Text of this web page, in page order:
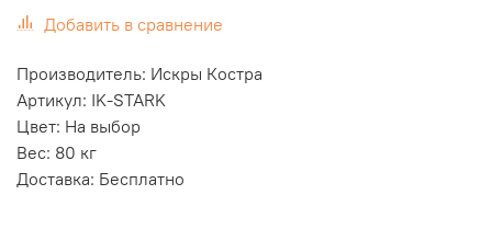
Добавить в сравнение
Производитель: Искры Костра
Артикул: IK-STARK
Цвет: На выбор
Вес: 80 кг
Доставка: Бесплатно